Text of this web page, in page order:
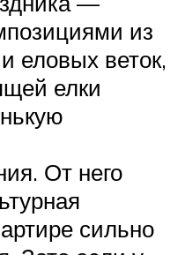
из
еловых веток,
елки
От него
сильно